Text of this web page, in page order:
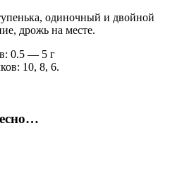
одиночный и двойной
дрожь на месте.
0.5 — 5 г
10, 8, 6.